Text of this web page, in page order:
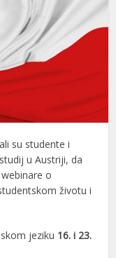
su studente i
u Austriji, da
o
životu i
jeziku 16. i 23.